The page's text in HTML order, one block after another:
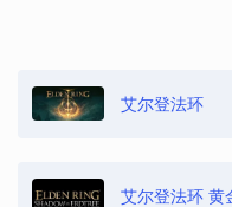
艾尔登法环
艾尔登法环 黄